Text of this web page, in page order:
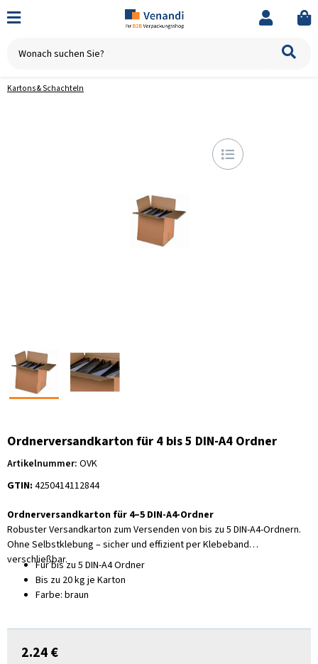
Kartons & Schachteln
Ordnerversandkarton für 4 bis 5 DIN-A4 Ordner
Artikelnummer: OVK
GTIN: 4250414112844
Ordnerversandkarton für 4–5 DIN-A4-Ordner
Robuster Versandkarton zum Versenden von bis zu 5 DIN-A4-Ordnern.
Ohne Selbstklebung – sicher und effizient per Klebeband
verschließbar.Für bis zu 5 DIN-A4 Ordner
Bis zu 20 kg je Karton
Farbe: braun
2.24 €